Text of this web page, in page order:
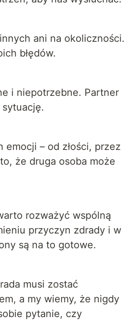
ani na okoliczności.
błędów.
i niepotrzebne. Partner
– od złości, przez
że druga osoba może
rozważyć wspólną
przyczyn zdrady i w
są na to gotowe.
musi zostać
a my wiemy, że nigdy
pytanie, czy